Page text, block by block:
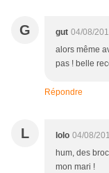
G gut 04/08/
alors même
pas ! belle
Répondre
L lolo 04/08/
hum, des
mon mari !